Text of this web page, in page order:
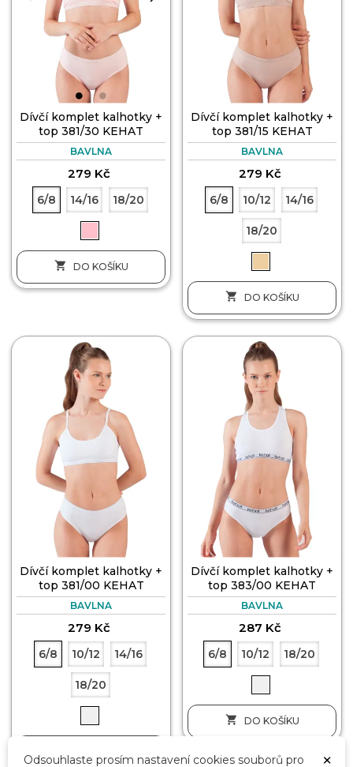
Dívčí komplet kalhotky +
top 381/30 KEHAT
BAVLNA
279 Kč
6/8 14/16 18/20
 DO KOŠÍKU
Dívčí komplet kalhotky +
top 381/15 KEHAT
BAVLNA
279 Kč
6/8 10/12 14/16
18/20
 DO KOŠÍKU
Dívčí komplet kalhotky +
top 381/00 KEHAT
BAVLNA
279 Kč
6/8 10/12 14/16
18/20
Dívčí komplet kalhotky +
top 383/00 KEHAT
BAVLNA
287 Kč
6/8 10/12 18/20
 DO KOŠÍKU
×
Odsouhlaste prosím nastavení cookies souborů pro